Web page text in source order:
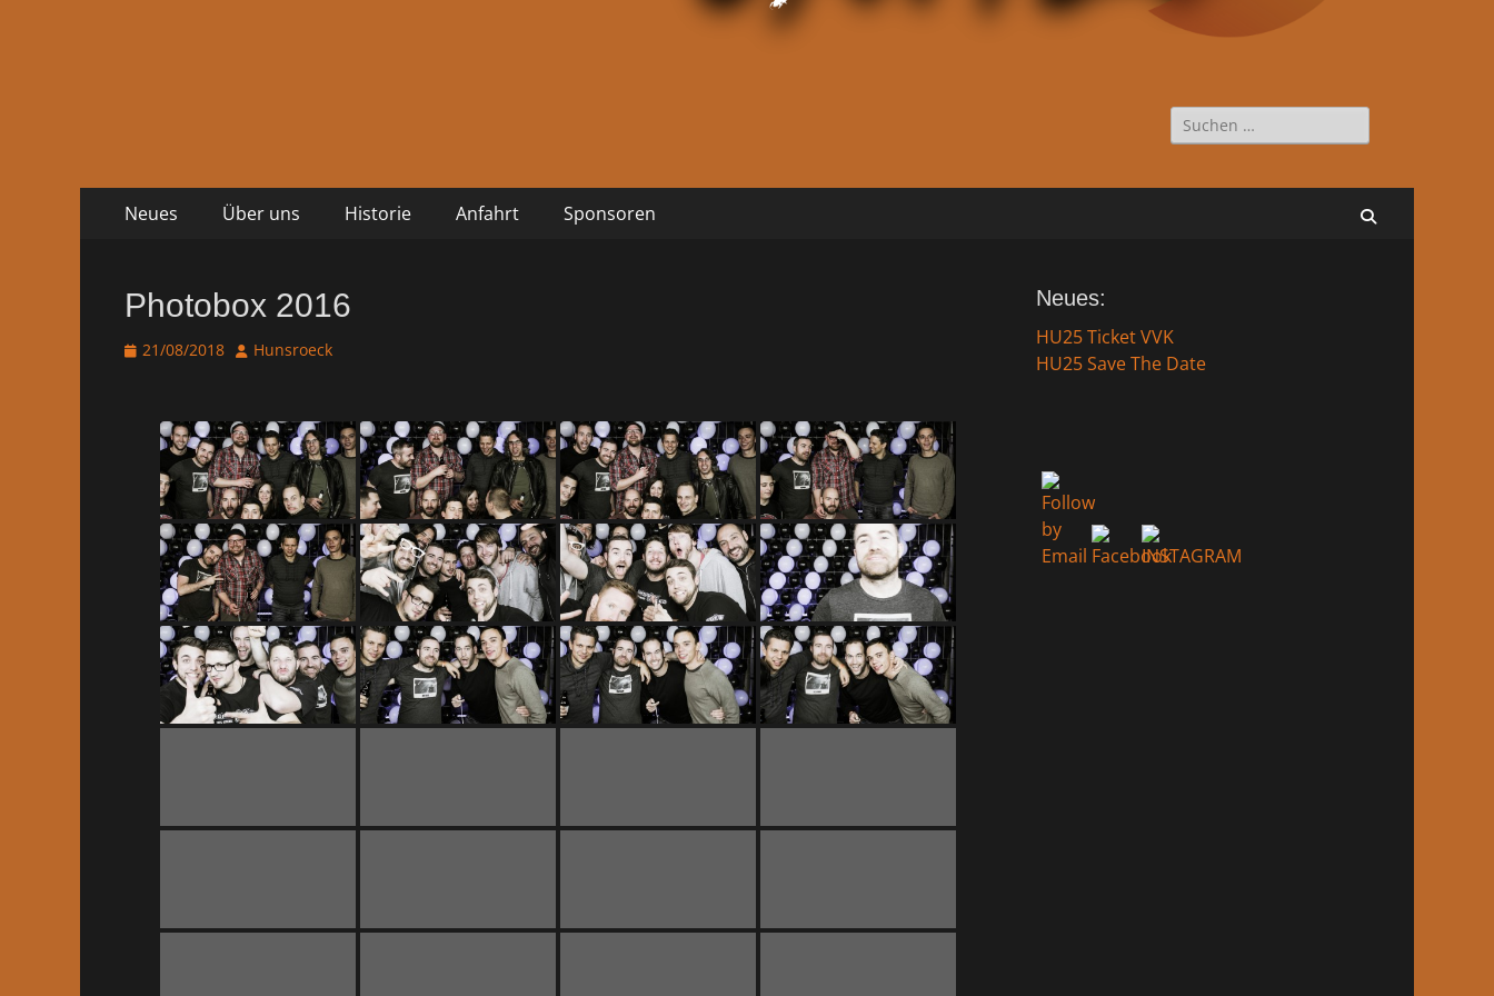
Suche
nach:
Primäres
Inhalt
Neues Über uns Historie Anfahrt Sponsoren
Photobox 2016
Veröffentlicht
21/08/2018 AutorHunsroeck
Neues:
HU25 Ticket VVK
HU25 Save The Date